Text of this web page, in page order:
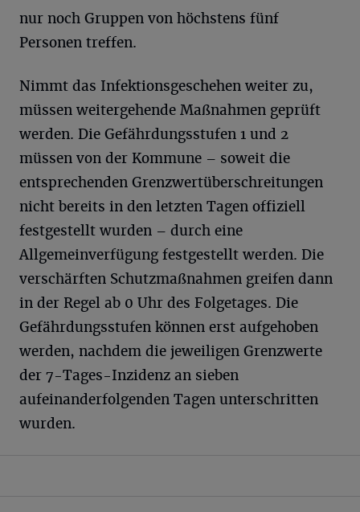
nur noch Gruppen von höchstens fünf
Personen treffen.
Nimmt das Infektionsgeschehen weiter zu,
müssen weitergehende Maßnahmen geprüft
werden. Die Gefährdungsstufen 1 und 2
müssen von der Kommune – soweit die
entsprechenden Grenzwertüberschreitungen
nicht bereits in den letzten Tagen offiziell
festgestellt wurden – durch eine
Allgemeinverfügung festgestellt werden. Die
verschärften Schutzmaßnahmen greifen dann
in der Regel ab 0 Uhr des Folgetages. Die
Gefährdungsstufen können erst aufgehoben
werden, nachdem die jeweiligen Grenzwerte
der 7-Tages-Inzidenz an sieben
aufeinanderfolgenden Tagen unterschritten
wurden.